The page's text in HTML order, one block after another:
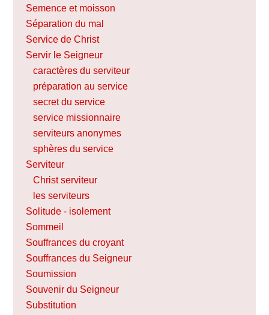
Semence et moisson
Séparation du mal
Service de Christ
Servir le Seigneur
caractères du serviteur
préparation au service
secret du service
service missionnaire
serviteurs anonymes
sphères du service
Serviteur
Christ serviteur
les serviteurs
Solitude - isolement
Sommeil
Souffrances du croyant
Souffrances du Seigneur
Soumission
Souvenir du Seigneur
Substitution